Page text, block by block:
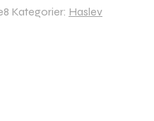
Kategorier: Haslev